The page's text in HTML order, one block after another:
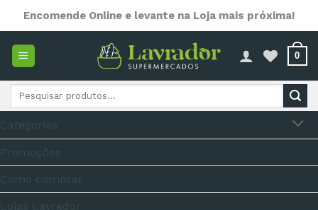
content
Encomende Online e levante na Loja mais próxima!
0
Pesquisar